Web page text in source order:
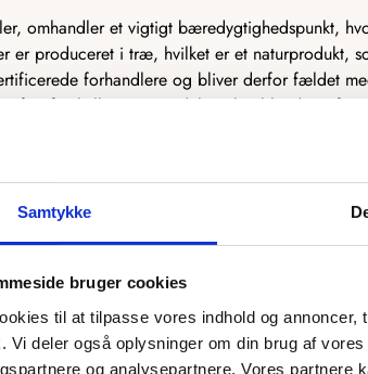
Samtykke
bruger cookies
til at tilpasse vores indhold og
Vi deler også oplysninger om din brug af
og analysepartnere. Vores partnere
omhandler et vigtigt bæredygtighedspunkt,
er produceret i træ, hvilket er et naturprodukt,
forhandlere og bliver derfor fældet
af to forskellige træprodukter, heriblandt
af køkkener og andre møbler.
og vi udnytter dermed mest muligt af træet.
ikke kan bruges til møbelindustrien. Det
sammen til MDF, som har mange gode
på, hvordan vi tænker bæredygtighed ind i